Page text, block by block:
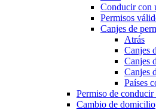
Conducir con
Permisos
Canjes de
Atrás
Canjes
Canjes
Canjes
Países
Permiso de conducir
Cambio de domicilio